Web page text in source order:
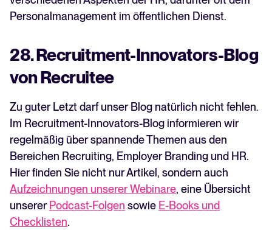
Personalmanagement im öffentlichen Dienst.
28. Recruitment-Innovators-Blog
von Recruitee
Zu guter Letzt darf unser Blog natürlich nicht fehlen.
Im Recruitment-Innovators-Blog informieren wir
regelmäßig über spannende Themen aus den
Bereichen Recruiting, Employer Branding und HR.
Hier finden Sie nicht nur Artikel, sondern auch
Aufzeichnungen unserer Webinare, eine Übersicht
unserer Podcast-Folgen sowie E-Books und
Checklisten.